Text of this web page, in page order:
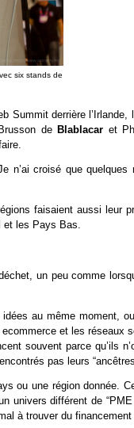
six stands de
Summit derrière
deBlablacar et
n’ai croisé que
faisaient aussi leur
et les Pays Bas.
un peu comme
au même moment,
et les
souvent parce qu’ils
pas leurs
ou une région donnée.
univers différent de
à trouver du